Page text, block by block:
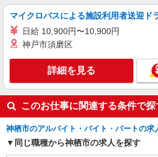
キープ
派遣社員
株式会社HarvestBizCareer つくば本社/
旋盤加工オペレータ
時給1350円 （例
22万円以上可能◎
茨城県神栖市木崎
キープ
マイクロバスによる施設利用者送迎ド
日給 10,900円〜10,900円
神戸市須磨区
詳細を見る
このお仕事に関連する条件で探
神栖市のアルバイト・バイト・パートの求
同じ職種から神栖市の求人を探す